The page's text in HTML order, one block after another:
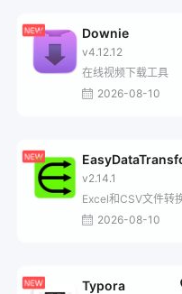
Downie
v4.12.12
在线视频下载工具
2026-08-10
v2.14.1
Excel和CSV文件转
2026-08-10
Typora